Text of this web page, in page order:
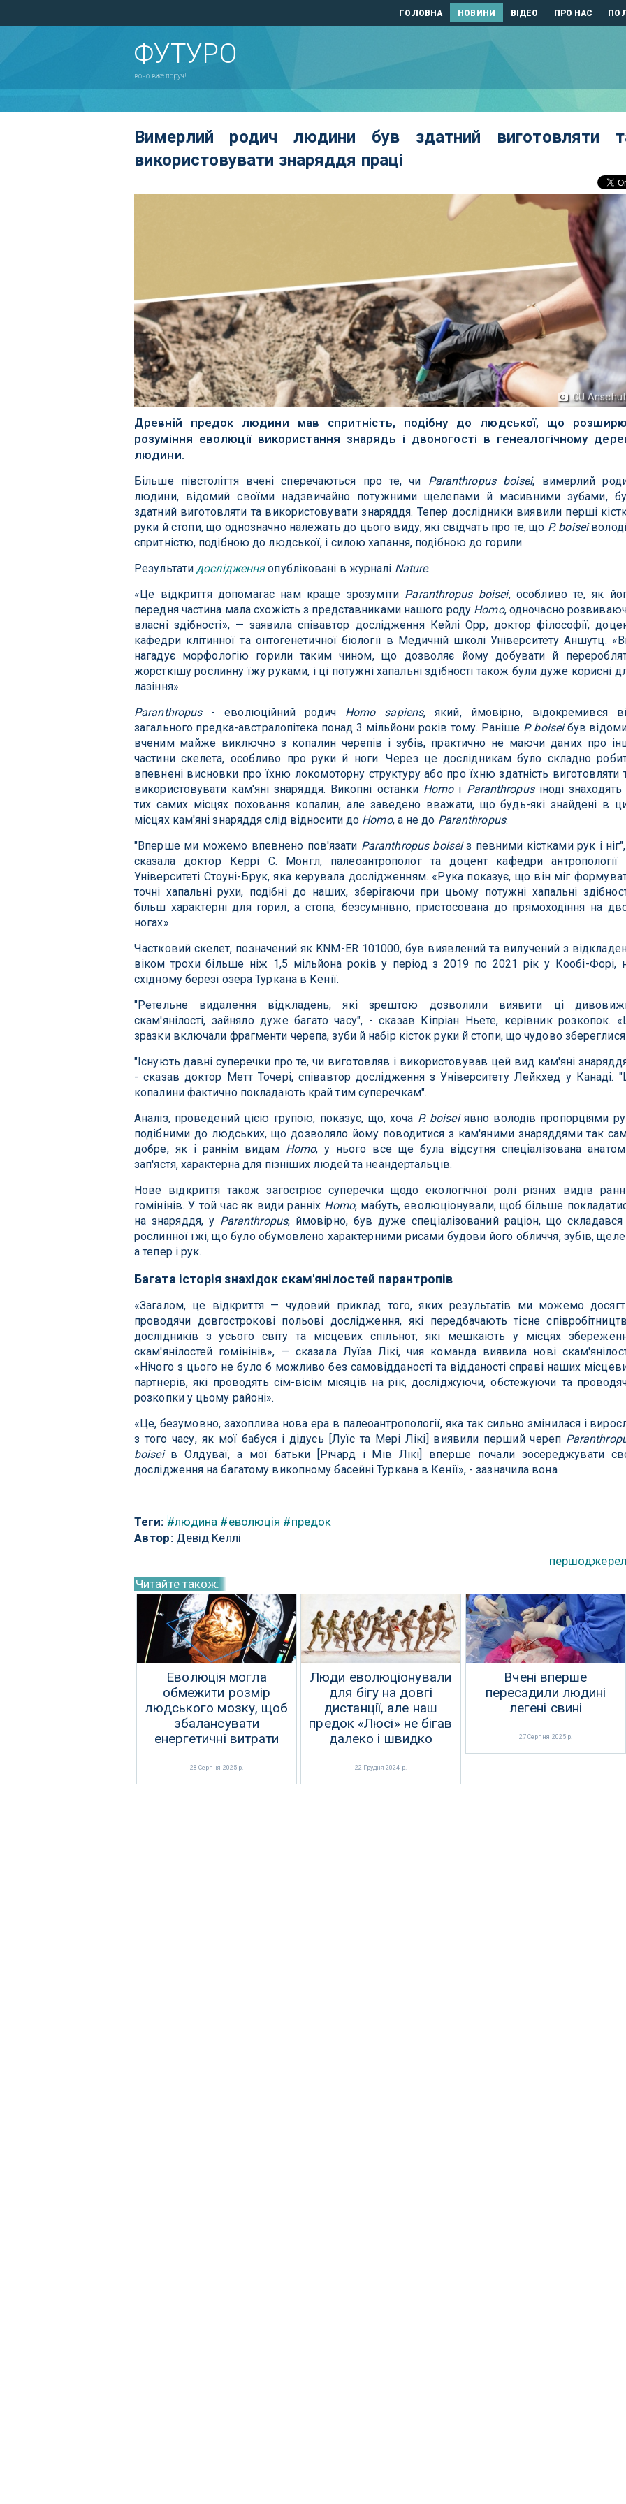
ГОЛОВНА НОВИНИ ВІДЕО ПРО НАС
ФУТУРО
воно вже поруч!
Вимерлий родич людини був здатний виготовляти
використовувати знаряддя праці
CU
Древній предок людини мав спритність, подібну до людської, що
розуміння еволюції використання знарядь і двоногості в генеалогічному
людини.
Більше півстоліття вчені сперечаються про те, чи Paranthropus boisei, вимерлий
людини, відомий своїми надзвичайно потужними щелепами й масивними зубами,
здатний виготовляти та використовувати знаряддя. Тепер дослідники виявили перші
руки й стопи, що однозначно належать до цього виду, які свідчать про те, що P. boisei
спритністю, подібною до людської, і силою хапання, подібною до горили.
Результатидослідженняопубліковані в журналі Nature.
«Це відкриття допомагає нам краще зрозуміти Paranthropus boisei, особливо те, як
передня частина мала схожість з представниками нашого роду Homo, одночасно
власні здібності», — заявила співавтор дослідження Кейлі Орр, доктор філософії,
кафедри клітинної та онтогенетичної біології в Медичній школі Університету Аншутц.
нагадує морфологію горили таким чином, що дозволяє йому добувати й
жорсткішу рослинну їжу руками, і ці потужні хапальні здібності також були дуже корисні
лазіння».
Paranthropus- еволюційний родич Homo sapiens, який, ймовірно, відокремився
загального предка-австралопітека понад 3 мільйони років тому. Раніше P. boiseiбув
вченим майже виключно з копалин черепів і зубів, практично не маючи даних про
частини скелета, особливо про руки й ноги. Через це дослідникам було складно
впевнені висновки про їхню локомоторну структуру або про їхню здатність виготовляти
використовувати кам'яні знаряддя. Викопні останки Homoі Paranthropusіноді знаходять
тих самих місцях поховання копалин, але заведено вважати, що будь-які знайдені в
місцях кам'яні знаряддя слід відносити до Homo, а не до Paranthropus.
"Вперше ми можемо впевнено пов'язати Paranthropus boiseiз певними кістками рук і
сказала доктор Керрі С. Монгл, палеоантрополог та доцент кафедри антропології
Університеті Стоуні-Брук, яка керувала дослідженням. «Рука показує, що він міг
точні хапальні рухи, подібні до наших, зберігаючи при цьому потужні хапальні
більш характерні для горил, а стопа, безсумнівно, пристосована до прямоходіння на
ногах».
Частковий скелет, позначений як KNM-ER 101000, був виявлений та вилучений з
віком трохи більше ніж 1,5 мільйона років у період з 2019 по 2021 рік у Кообі-Форі,
східному березі озера Туркана в Кенії.
"Ретельне видалення відкладень, які зрештою дозволили виявити ці
скам'янілості, зайняло дуже багато часу", - сказав Кіпріан Ньете, керівник розкопок.
зразки включали фрагменти черепа, зуби й набір кісток руки й стопи, що чудово
"Існують давні суперечки про те, чи виготовляв і використовував цей вид кам'яні
- сказав доктор Метт Точері, співавтор дослідження з Університету Лейкхед у Канаді.
копалини фактично покладають край тим суперечкам".
Аналіз, проведений цією групою, показує, що, хоча P. boiseiявно володів пропорціями
подібними до людських, що дозволяло йому поводитися з кам'яними знаряддями так
добре, як і раннім видам Homo, у нього все ще була відсутня спеціалізована
зап'ястя, характерна для пізніших людей та неандертальців.
Нове відкриття також загострює суперечки щодо екологічної ролі різних видів
гомінінів. У той час як види ранніх Homo, мабуть, еволюціонували, щоб більше
на знаряддя, у Paranthropus, ймовірно, був дуже спеціалізований раціон, що складався
рослинної їжі, що було обумовлено характерними рисами будови його обличчя, зубів,
а тепер і рук.
Багата історія знахідок скам'янілостей парантропів
«Загалом, це відкриття — чудовий приклад того, яких результатів ми можемо
проводячи довгострокові польові дослідження, які передбачають тісне
дослідників з усього світу та місцевих спільнот, які мешкають у місцях
скам'янілостей гомінінів», — сказала Луїза Лікі, чия команда виявила нові
«Нічого з цього не було б можливо без самовідданості та відданості справі наших
партнерів, які проводять сім-вісім місяців на рік, досліджуючи, обстежуючи та
розкопки у цьому районі».
«Це, безумовно, захоплива нова ера в палеоантропології, яка так сильно змінилася і
з того часу, як мої бабуся і дідусь [Луїс та Мері Лікі] виявили перший череп
boiseiв Олдуваї, а мої батьки [Річард і Мів Лікі] вперше почали зосереджувати
дослідження на багатому викопному басейні Туркана в Кенії», - зазначила вона
Теги: #людина #еволюція #предок
Автор:Девід Келлі
Читайте також:
Еволюція могла
обмежити розмір
людського мозку, щоб
збалансувати
енергетичні витрати
28 Серпня 2025 р.
Люди еволюціонували
для бігу на довгі
дистанції, але наш
предок «Люсі» не бігав
далеко і швидко
22 Грудня 2024 р.
Вчені вперше
пересадили людині
легені свині
27 Серпня 2025 р.